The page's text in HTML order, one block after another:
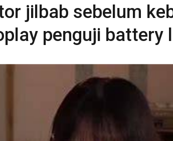
jilbab sebelum
penguji battery